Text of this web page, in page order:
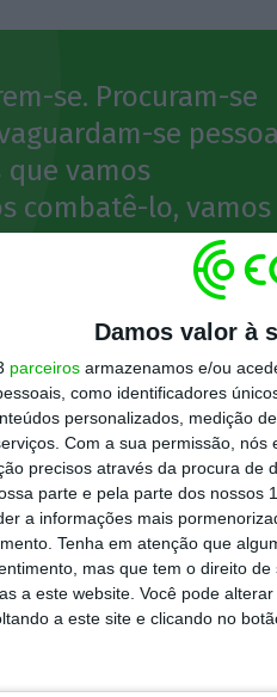
Damos valor à
parceiros armazenamos e/ou
como identificadores
personalizados, medição
Com a sua permissão, nós
precisos através da procura de
parte e pela parte dos nossos
a informações mais
Tenha em atenção que
mas que tem o direito
a este website. Você pode
a este site e clicando no
se. Procuram-se
se
vamos
combatê-lo, vamos
com recurso a
que quando o
frentes, a essas
a trabalhar de forma
capacidade de os
e Proteção Civil
497 veículos e 12
resolução, conclusão e